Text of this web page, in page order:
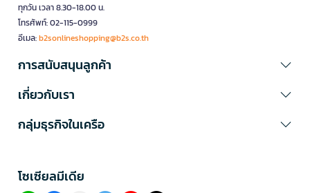
ทุกวัน เวลา 8.30-18.00 น.
โทรศัพท์: 02-115-0999
อีเมล:b2sonlineshopping@b2s.co.th
การสนับสนุนลูกค้า
เกี่ยวกับเรา
กลุ่มธุรกิจในเครือ
โซเซียลมีเดีย​